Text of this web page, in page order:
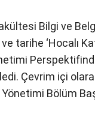
Bilgi ve
tarihe ‘Hocalı
Çevrim içi
Bölüm